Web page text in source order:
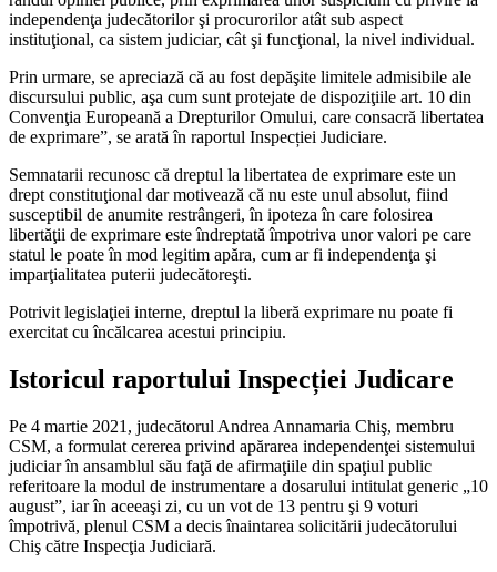
independenţa judecătorilor şi procurorilor atât sub aspect
instituţional, ca sistem judiciar, cât şi funcţional, la nivel individual.
Prin urmare, se apreciază că au fost depăşite limitele admisibile ale
discursului public, aşa cum sunt protejate de dispoziţiile art. 10 din
Convenţia Europeană a Drepturilor Omului, care consacră libertatea
de exprimare”, se arată în raportul Inspecției Judiciare.
Semnatarii recunosc că dreptul la libertatea de exprimare este un
drept constituţional dar motivează că nu este unul absolut, fiind
susceptibil de anumite restrângeri, în ipoteza în care folosirea
libertăţii de exprimare este îndreptată împotriva unor valori pe care
statul le poate în mod legitim apăra, cum ar fi independenţa şi
imparţialitatea puterii judecătoreşti.
Potrivit legislaţiei interne, dreptul la liberă exprimare nu poate fi
exercitat cu încălcarea acestui principiu.
Istoricul raportului Inspecției Judicare
Pe 4 martie 2021, judecătorul Andrea Annamaria Chiş, membru
CSM, a formulat cererea privind apărarea independenţei sistemului
judiciar în ansamblul său faţă de afirmaţiile din spaţiul public
referitoare la modul de instrumentare a dosarului intitulat generic „10
august”, iar în aceeaşi zi, cu un vot de 13 pentru şi 9 voturi
împotrivă, plenul CSM a decis înaintarea solicitării judecătorului
Chiş către Inspecţia Judiciară.